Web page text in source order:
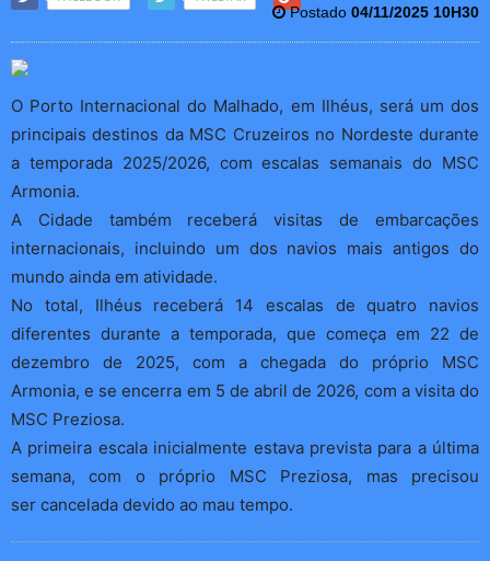
Postado 04/11/2025 10H30
O Porto Internacional do Malhado, em Ilhéus, será um dos
principais destinos da MSC Cruzeiros no Nordeste durante
a temporada 2025/2026, com escalas semanais do MSC
Armonia.
A Cidade também receberá visitas de embarcações
internacionais, incluindo um dos navios mais antigos do
mundo ainda em atividade.
No total, Ilhéus receberá 14 escalas de quatro navios
diferentes durante a temporada, que começa em 22 de
dezembro de 2025, com a chegada do próprio MSC
Armonia, e se encerra em 5 de abril de 2026, com a visita do
MSC Preziosa.
A primeira escala inicialmente estava prevista para a última
semana, com o próprio MSC Preziosa, mas precisou
ser cancelada devido ao mau tempo.